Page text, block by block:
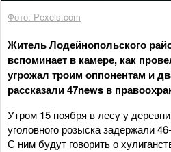
Фото: Pexels.com
Житель Лодейнопольского
вспоминает в камере, как
угрожал троим оппонентам и
рассказали 47news в
Утром 15 ноября в лесу у
уголовного розыска задержали
С ним будут говорить о